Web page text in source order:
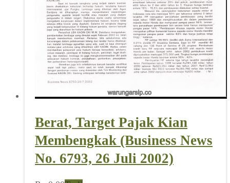
Berat, Target Pajak Kian
Membengkak (Business News
No. 6793, 26 Juli 2002)